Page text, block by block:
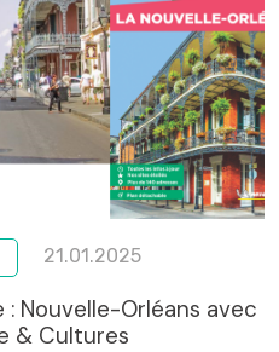
21.01.2025
Nouvelle-Orléans avec
& Cultures